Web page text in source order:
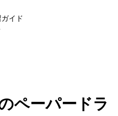
イド
ペーパードラ